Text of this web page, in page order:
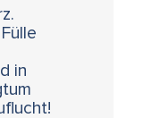
in